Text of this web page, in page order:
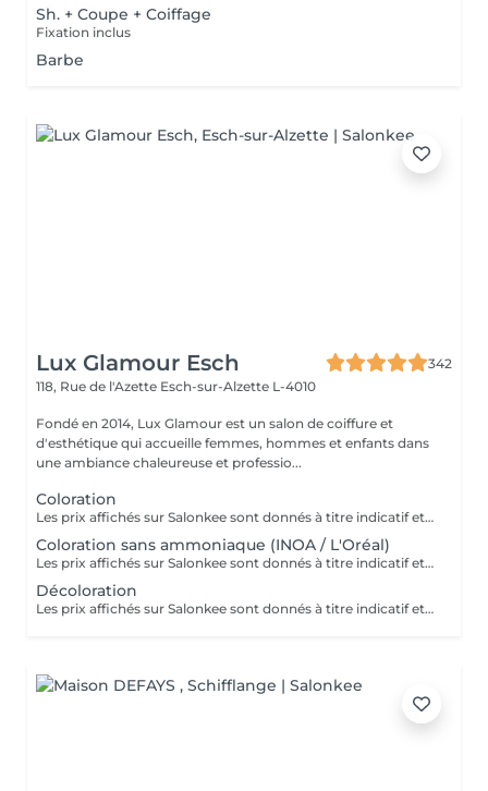
Sh. + Coupe + Coiffage
Fixation inclus
Barbe
Lux Glamour Esch
342
118, Rue de l'Azette Esch-sur-Alzette L-4010
Fondé en 2014, Lux Glamour est un salon de coiffure et
d'esthétique qui accueille femmes, hommes et enfants dans
une ambiance chaleureuse et professio...
Coloration
Les prix affichés sur Salonkee sont donnés à titre indicatif et représentent les tarifs de base. Ceux-ci peuvent varier en fonction du diagnostic effectué lors de votre arrivée au salon et de l'expertise du professionnel à qui vous confiez vos soins de beauté. Dans tout les cas, un devis détaillé vous sera proposé et toute prestation sera réalisée avec votre accord.
Coloration sans ammoniaque (INOA / L'Oréal)
Les prix affichés sur Salonkee sont donnés à titre indicatif et représentent les tarifs de base. Ceux-ci peuvent varier en fonction du diagnostic effectué lors de votre arrivée au salon et de l'expertise du professionnel à qui vous confiez vos soins de beauté. Dans tout les cas, un devis détaillé vous sera proposé et toute prestation sera réalisée avec votre accord.
Décoloration
Les prix affichés sur Salonkee sont donnés à titre indicatif et représentent les tarifs de base. Ceux-ci peuvent varier en fonction du diagnostic effectué lors de votre arrivée au salon et de l'expertise du professionnel à qui vous confiez vos soins de beauté. Dans tout les cas, un devis détaillé vous sera proposé et toute prestation sera réalisée avec votre accord.